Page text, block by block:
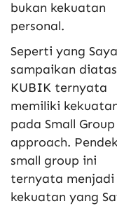
bukan kekuatan
personal.
Seperti yang Saya
sampaikan
KUBIK ternyata
memiliki
pada Small Group
approach.
small group ini
ternyata menjadi
kekuatan yang